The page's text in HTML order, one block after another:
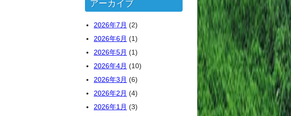
アーカイブ
2026年7月 (2)
2026年6月 (1)
2026年5月 (1)
2026年4月 (10)
2026年3月 (6)
2026年2月 (4)
2026年1月 (3)